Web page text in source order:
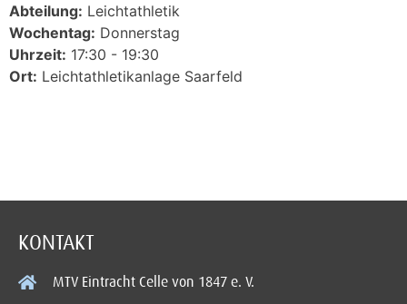
Abteilung: Leichtathletik
Wochentag: Donnerstag
Uhrzeit: 17:30 - 19:30
Ort: Leichtathletikanlage Saarfeld
KONTAKT
MTV Eintracht Celle von 1847 e. V.